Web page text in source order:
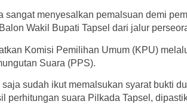
sangat menyesalkan pemalsuan demi
Wakil Bupati Tapsel dari jalur
Komisi Pemilihan Umum (KPU)
Suara (PPS).
sudah ikut memalsukan syarat bukti
perhitungan suara Pilkada Tapsel,